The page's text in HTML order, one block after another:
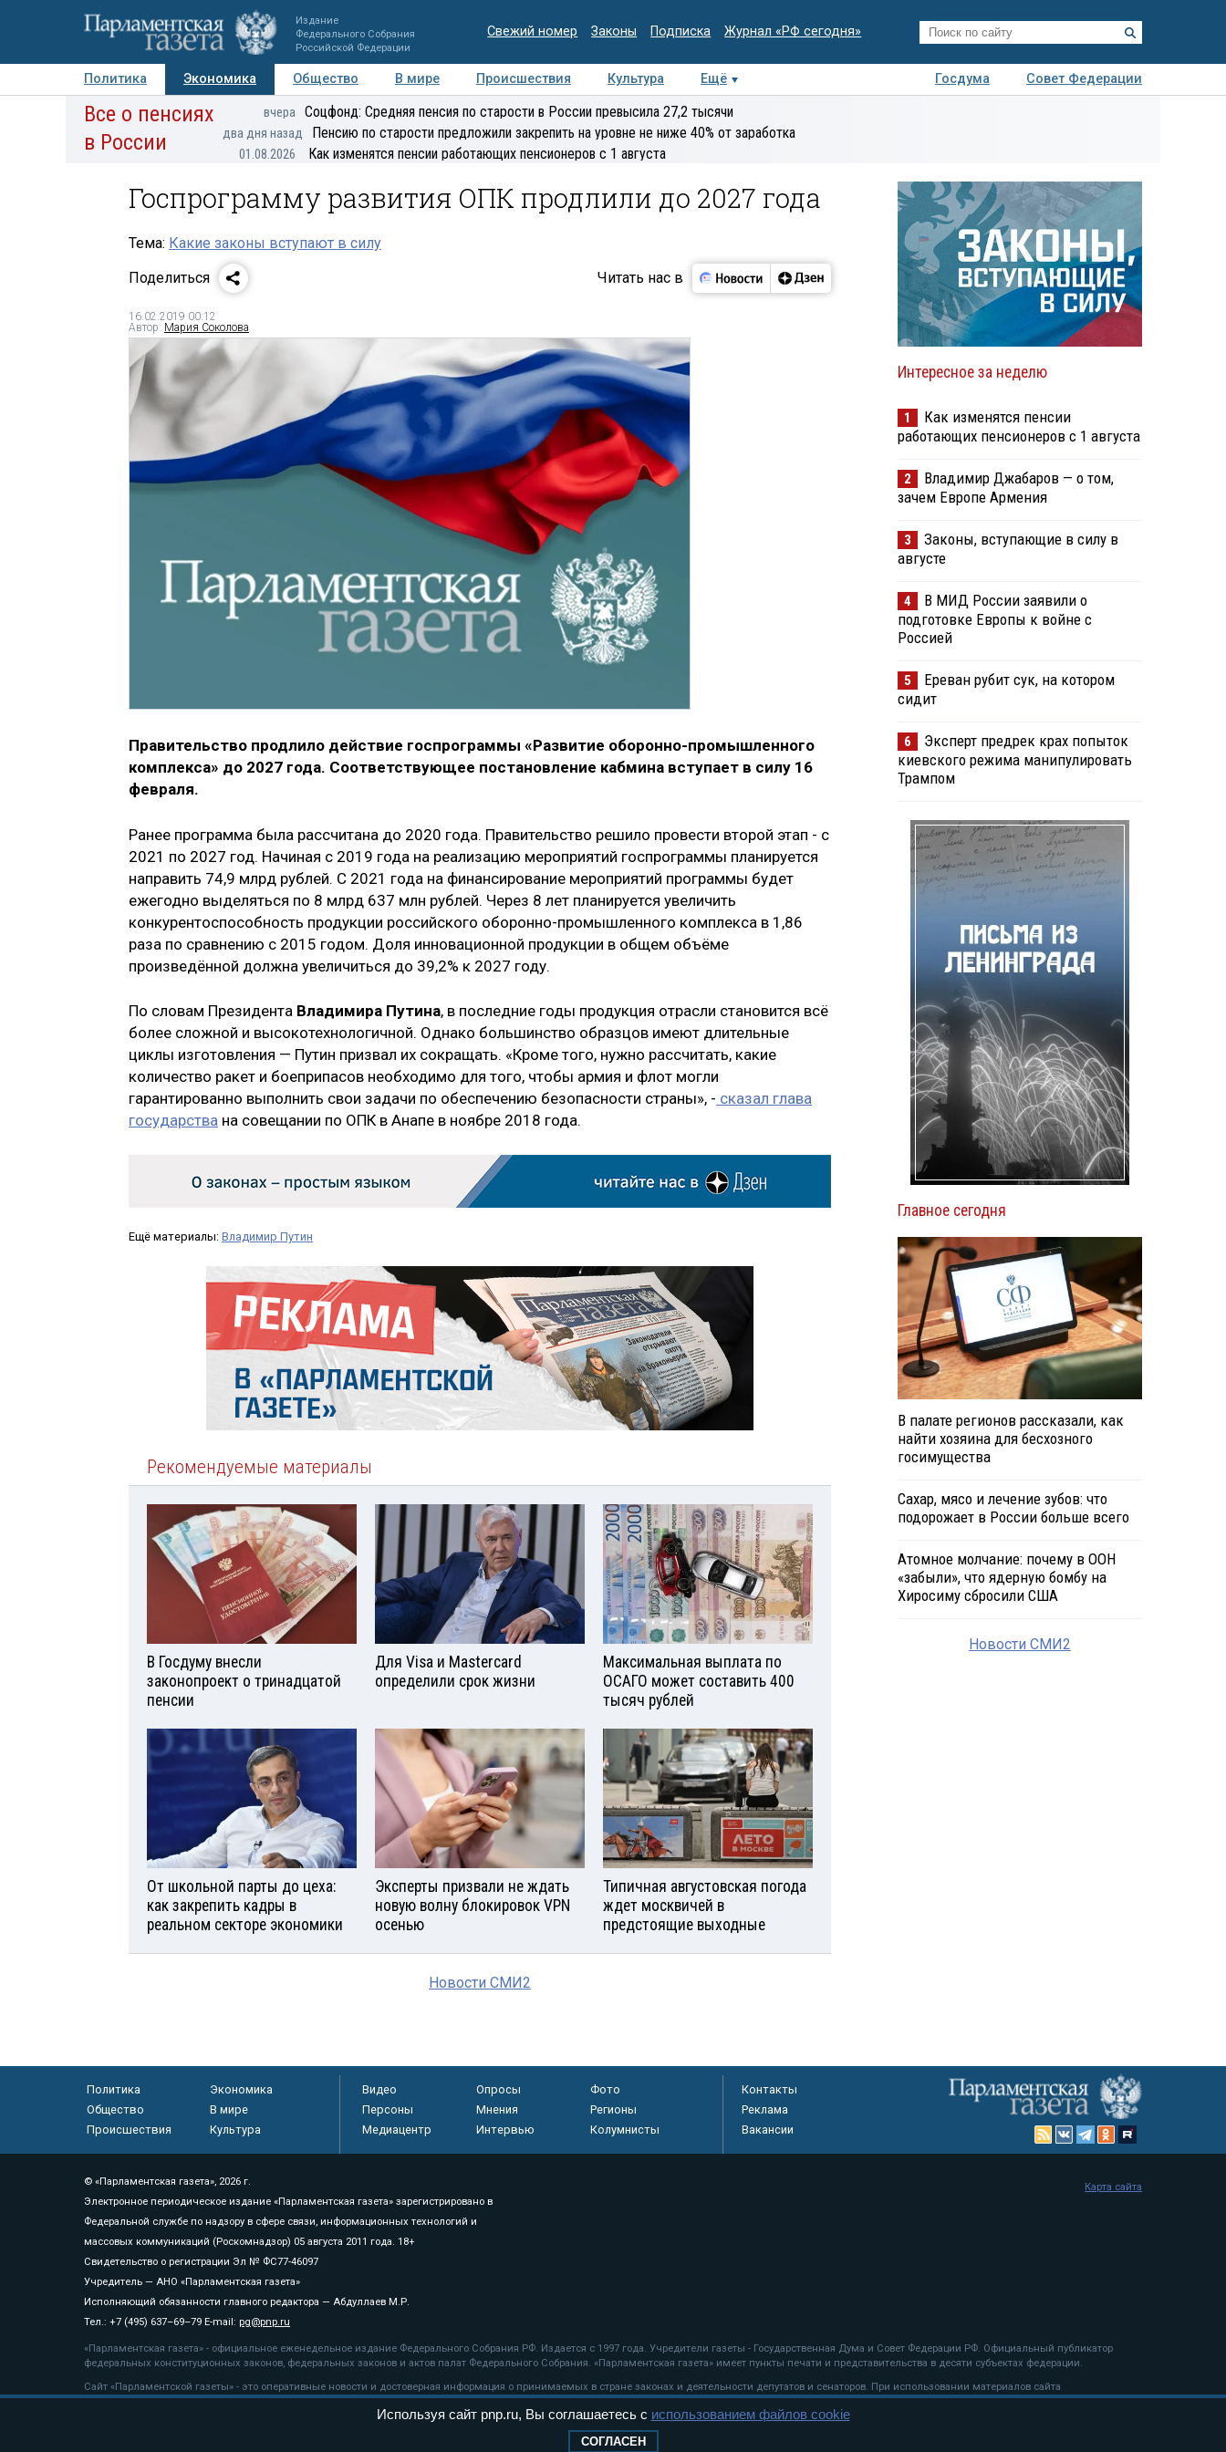
Издание
Федерального Собрания
Российской Федерации
Свежий номер Законы Подписка Журнал «РФ сегодня»
Политика Экономика Общество В мире Происшествия Культура Ещё Госдума
Совет Федерации
Авторы Персоны Мнения Регионы Медиацентр Интервью Колумнисты
экспертиза
Все о пенсиях
в России
вчера Соцфонд: Средняя пенсия по старости в России превысила 27,2 тысячи
два дня назад Пенсию по старости предложили закрепить на уровне не ниже 40% от заработка
01.08.2026 Как изменятся пенсии работающих пенсионеров с 1 августа
Госпрограмму развития ОПК продлили до 2027 года
Тема: Какие законы вступают в силу
Поделиться
Читать нас в
16.02.2019 00:12
Автор: Мария Соколова
Правительство продлило действие госпрограммы «Развитие оборонно-промышленного
комплекса» до 2027 года. Соответствующее постановление кабмина вступает в силу 16
февраля.
Ранее программа была рассчитана до 2020 года. Правительство решило провести второй этап - с
2021 по 2027 год. Начиная с 2019 года на реализацию мероприятий госпрограммы планируется
направить 74,9 млрд рублей. С 2021 года на финансирование мероприятий программы будет
ежегодно выделяться по 8 млрд 637 млн рублей. Через 8 лет планируется увеличить
конкурентоспособность продукции российского оборонно-промышленного комплекса в 1,86
раза по сравнению с 2015 годом. Доля инновационной продукции в общем объёме
произведённой должна увеличиться до 39,2% к 2027 году.
По словам Президента Владимира Путина, в последние годы продукция отрасли становится всё
более сложной и высокотехнологичной. Однако большинство образцов имеют длительные
циклы изготовления — Путин призвал их сокращать. «Кроме того, нужно рассчитать, какие
количество ракет и боеприпасов необходимо для того, чтобы армия и флот могли
гарантированно выполнить свои задачи по обеспечению безопасности страны», - сказал глава
государства на совещании по ОПК в Анапе в ноябре 2018 года.
Ещё материалы: Владимир Путин
Рекомендуемые материалы
В Госдуму внесли
законопроект о тринадцатой
пенсии
Для Visа и Mastercard
определили срок жизни
Максимальная выплата по
ОСАГО может составить 400
тысяч рублей
От школьной парты до цеха:
как закрепить кадры в
реальном секторе экономики
Эксперты призвали не ждать
новую волну блокировок VPN
осенью
Типичная августовская погода
ждет москвичей в
предстоящие выходные
Новости СМИ2
Интересное за неделю
1
Как изменятся пенсии
работающих пенсионеров с 1 августа
2
Владимир Джабаров — о том,
зачем Европе Армения
3
Законы, вступающие в силу в
августе
4
В МИД России заявили о
подготовке Европы к войне с
Россией
5
Ереван рубит сук, на котором
сидит
6
Эксперт предрек крах попыток
киевского режима манипулировать
Трампом
Главное сегодня
В палате регионов рассказали, как
найти хозяина для бесхозного
госимущества
Сахар, мясо и лечение зубов: что
подорожает в России больше всего
Атомное молчание: почему в ООН
«забыли», что ядерную бомбу на
Хиросиму сбросили США
Новости СМИ2
Политика
Экономика
Общество
В мире
Происшествия
Культура
Видео Опросы
Фото
Персоны
Мнения
Регионы
Медиацентр
Интервью Колумнисты
Контакты
Реклама
Вакансии
© «Парламентская газета», 2026 г.
Электронное периодическое издание «Парламентская газета» зарегистрировано в
Федеральной службе по надзору в сфере связи, информационных технологий и
массовых коммуникаций (Роскомнадзор) 05 августа 2011 года. 18+
Свидетельство о регистрации Эл № ФС77-46097
Учредитель — АНО «Парламентская газета»
Исполняющий обязанности главного редактора — Абдуллаев М.Р.
Тел.: +7 (495) 637–69–79 E-mail: pg@pnp.ru
«Парламентская газета» - официальное еженедельное издание Федерального Собрания РФ. Издается с 1997 года. Учредители газеты - Государственная Дума и Совет Федерации РФ. Официальный публикатор
федеральных конституционных законов, федеральных законов и актов палат Федерального Собрания. «Парламентская газета» имеет пункты печати и представительства в десяти субъектах федерации.
Сайт «Парламентской газеты» - это оперативные новости и достоверная информация о принимаемых в стране законах и деятельности депутатов и сенаторов. При использовании материалов сайта
«Парламентской газеты» активная ссылка на pnp.ru обязательна.
рекомендательные технологии
Карта сайта
Используя сайт pnp.ru, Вы соглашаетесь с использованием файлов cookie
СОГЛАСЕН